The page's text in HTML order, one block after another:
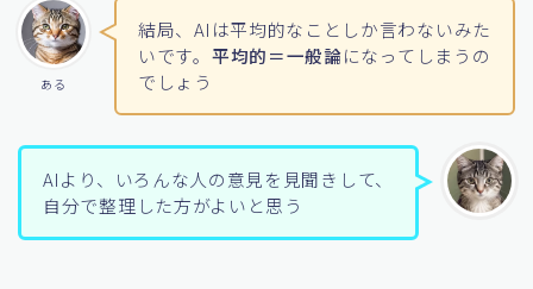
ある
結局、AIは平均的なことしか言わないみた
いです。 平均的＝一般論になってしまうの
でしょう
AIより、いろんな人の意見を見聞きして、
自分で整理した方がよいと思う